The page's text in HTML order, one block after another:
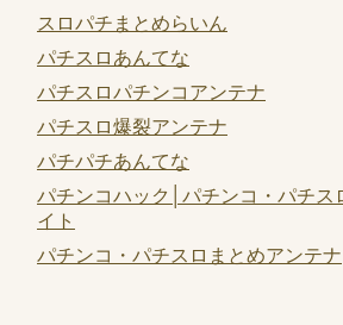
スロパチまとめらいん
パチスロあんてな
パチスロパチンコアンテナ
パチスロ爆裂アンテナ
パチパチあんてな
パチンコハック│パチンコ・パチス
イト
パチンコ・パチスロまとめアンテナ